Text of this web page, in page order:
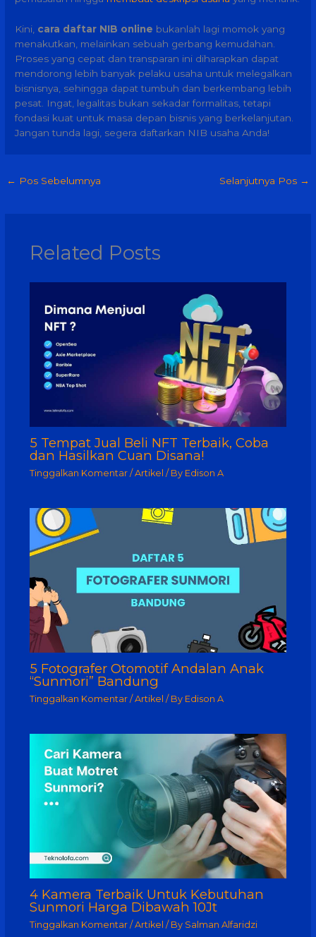
Kini, cara daftar NIB online bukanlah lagi momok yang
menakutkan, melainkan sebuah gerbang kemudahan.
Proses yang cepat dan transparan ini diharapkan dapat
mendorong lebih banyak pelaku usaha untuk melegalkan
bisnisnya, sehingga dapat tumbuh dan berkembang lebih
pesat. Ingat, legalitas bukan sekadar formalitas, tetapi
fondasi kuat untuk masa depan bisnis yang berkelanjutan.
Jangan tunda lagi, segera daftarkan NIB usaha Anda!
← Pos Sebelumnya Selanjutnya Pos →
Related Posts
5 Tempat Jual Beli NFT Terbaik, Coba
dan Hasilkan Cuan Disana!
Tinggalkan Komentar / Artikel / By Edison A
5 Fotografer Otomotif Andalan Anak
“Sunmori” Bandung
Tinggalkan Komentar / Artikel / By Edison A
4 Kamera Terbaik Untuk Kebutuhan
Sunmori Harga Dibawah 10Jt
Tinggalkan Komentar / Artikel / By Salman Alfaridzi